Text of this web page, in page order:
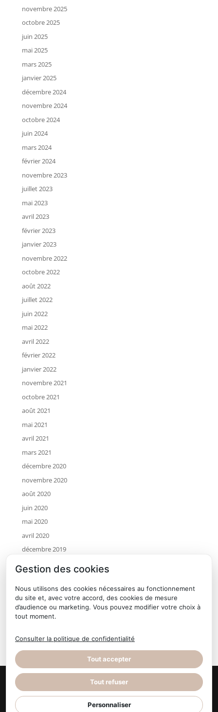
novembre 2025
octobre 2025
juin 2025
mai 2025
mars 2025
janvier 2025
décembre 2024
novembre 2024
octobre 2024
juin 2024
mars 2024
février 2024
novembre 2023
juillet 2023
mai 2023
avril 2023
février 2023
janvier 2023
novembre 2022
octobre 2022
août 2022
juillet 2022
juin 2022
mai 2022
avril 2022
février 2022
janvier 2022
novembre 2021
octobre 2021
août 2021
mai 2021
avril 2021
mars 2021
décembre 2020
novembre 2020
août 2020
juin 2020
mai 2020
avril 2020
décembre 2019
novembre 2019
juillet 2019
mai 2019
avril 2019
© Terre d'Horizon Auvergne- Site réalisé par l'
Imaginarium Vichy⚷-Politique de confidentialité
Gestion des cookies
Nous utilisons des cookies nécessaires au fonctionnement
du site et, avec votre accord, des cookies de mesure
d’audience ou marketing. Vous pouvez modifier votre choix à
tout moment.
Consulter la politique de confidentialité
Tout accepter
Tout refuser
Personnaliser